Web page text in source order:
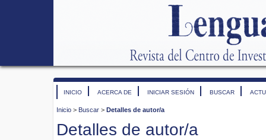
INICIO ACERCA DE INICIAR SESIÓN BUSCAR
Inicio > Buscar > Detalles de autor/a
Detalles de autor/a